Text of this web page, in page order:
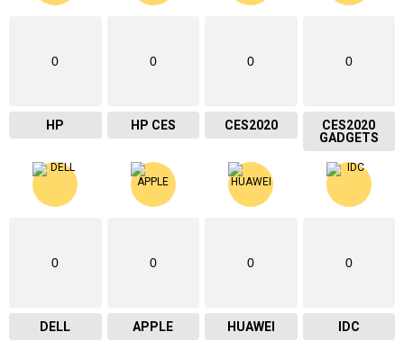
0
HP
0
HP CES
0
CES2020
0
CES2020
GADGETS
0
DELL
0
APPLE
0
HUAWEI
0
IDC